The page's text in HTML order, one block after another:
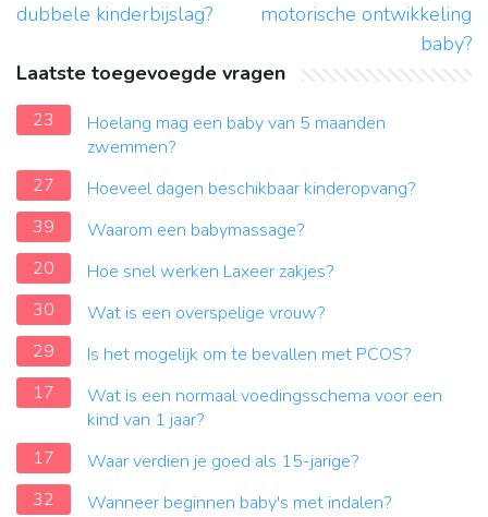
dubbele kinderbijslag?
motorische ontwikkeling
baby?
Laatste toegevoegde vragen
23
Hoelang mag een baby van 5 maanden
zwemmen?
27
Hoeveel dagen beschikbaar kinderopvang?
39
Waarom een babymassage?
20
Hoe snel werken Laxeer zakjes?
30
Wat is een overspelige vrouw?
29
Is het mogelijk om te bevallen met PCOS?
17
Wat is een normaal voedingsschema voor een
kind van 1 jaar?
17
Waar verdien je goed als 15-jarige?
32
Wanneer beginnen baby's met indalen?